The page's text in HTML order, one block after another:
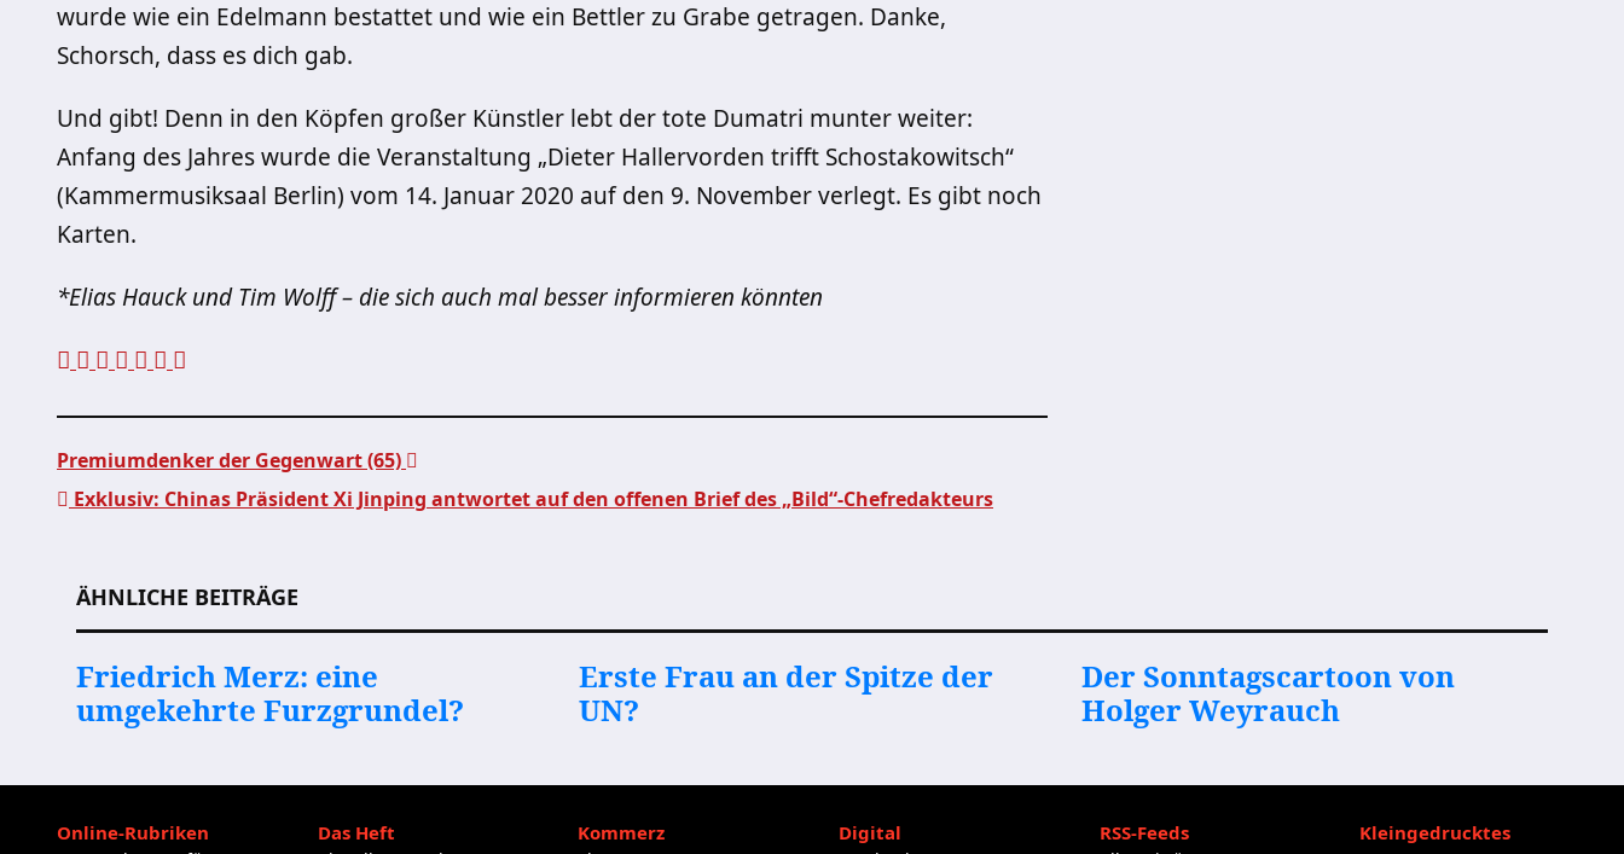
wurde wie ein Edelmann bestattet und wie ein Bettler zu Grabe getragen. Danke,
Schorsch, dass es dich gab.
Und gibt! Denn in den Köpfen großer Künstler lebt der tote Dumatri munter weiter:
Anfang des Jahres wurde die Veranstaltung „Dieter Hallervorden trifft Schostakowitsch“
(Kammermusiksaal Berlin) vom 14. Januar 2020 auf den 9. November verlegt. Es gibt noch
Karten.
*Elias Hauck und Tim Wolff – die sich auch mal besser informieren könnten
Premiumdenker der Gegenwart (65)
Exklusiv: Chinas Präsident Xi Jinping antwortet auf den offenen Brief des „Bild“-Chefredakteurs
ÄHNLICHE BEITRÄGE
Friedrich Merz: eine
umgekehrte Furzgrundel?
Erste Frau an der Spitze der
UN?
Der Sonntagscartoon von
Holger Weyrauch
Online-Rubriken Das Heft Kommerz Digital RSS-Feeds Kleingedrucktes